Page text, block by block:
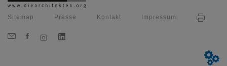
Sitemap Presse Kontakt Impressum